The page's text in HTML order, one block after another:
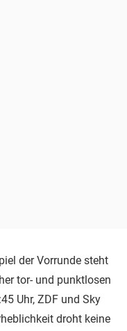
der Vorrunde steht
tor- und punktlosen
Uhr, ZDF und Sky
droht keine